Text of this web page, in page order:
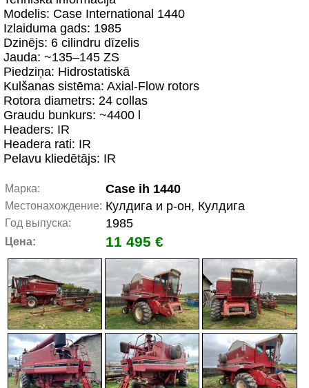
Modelis: Case International 1440
Izlaiduma gads: 1985
Dzinējs: 6 cilindru dīzelis
Jauda: ~135–145 ZS
Piedziņa: Hidrostatiskā
Kulšanas sistēma: Axial-Flow rotors
Rotora diametrs: 24 collas
Graudu bunkurs: ~4400 l
Headers: IR
Headera rati: IR
Pelavu kliedētājs: IR
Марка: Case ih 1440
Местонахождение: Кулдига и р-он, Кулдига
Год выпуска: 1985
Цена: 11 495 €